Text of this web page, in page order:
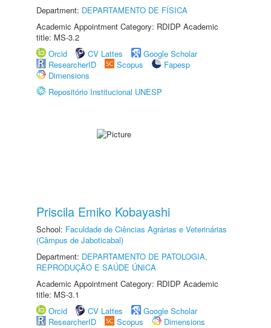
Department: DEPARTAMENTO DE FÍSICA
Academic Appointment Category: RDIDP Academic
title: MS-3.2
Orcid
CV Lattes
Google Scholar
ResearcherID
Scopus
Fapesp
Dimensions
Repositório Institucional UNESP
Priscila Emiko Kobayashi
School: Faculdade de Ciências Agrárias e Veterinárias
(Câmpus de Jaboticabal)
Department: DEPARTAMENTO DE PATOLOGIA,
REPRODUÇÃO E SAÚDE ÚNICA
Academic Appointment Category: RDIDP Academic
title: MS-3.1
Orcid
CV Lattes
Google Scholar
ResearcherID
Scopus
Dimensions